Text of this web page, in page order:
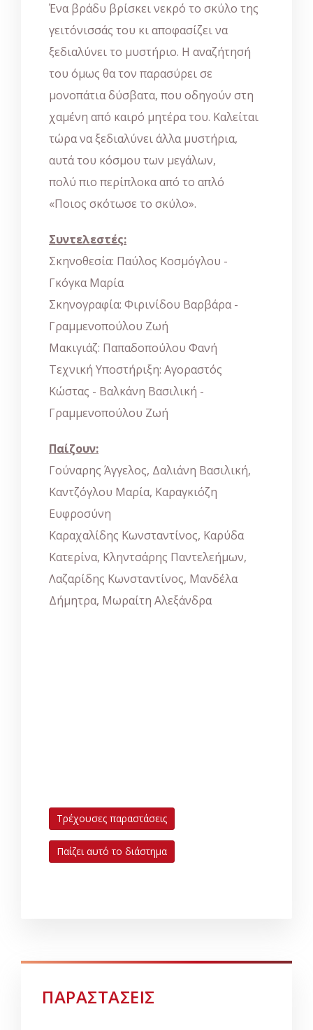
Ένα βράδυ βρίσκει νεκρό το σκύλο της
γειτόνισσάς του κι αποφασίζει να
ξεδιαλύνει το μυστήριο. Η αναζήτησή
του όμως θα τον παρασύρει σε
μονοπάτια δύσβατα, που οδηγούν στη
χαμένη από καιρό μητέρα του. Καλείται
τώρα να ξεδιαλύνει άλλα μυστήρια,
αυτά του κόσμου των μεγάλων,
πολύ πιο περίπλοκα από το απλό
«Ποιος σκότωσε το σκύλο».
Συντελεστές:
Σκηνοθεσία: Παύλος Κοσμόγλου -
Γκόγκα Μαρία
Σκηνογραφία: Φιρινίδου Βαρβάρα -
Γραμμενοπούλου Ζωή
Μακιγιάζ: Παπαδοπούλου Φανή
Τεχνική Υποστήριξη: Αγοραστός
Κώστας - Βαλκάνη Βασιλική -
Γραμμενοπούλου Ζωή
Παίζουν:
Γούναρης Άγγελος, Δαλιάνη Βασιλική,
Καντζόγλου Μαρία, Καραγκιόζη
Ευφροσύνη
Καραχαλίδης Κωνσταντίνος, Καρύδα
Κατερίνα, Κληντσάρης Παντελεήμων,
Λαζαρίδης Κωνσταντίνος, Μανδέλα
Δήμητρα, Μωραίτη Αλεξάνδρα
Τρέχουσες παραστάσεις
Παίζει αυτό το διάστημα
ΠΑΡΑΣΤΑΣΕΙΣ